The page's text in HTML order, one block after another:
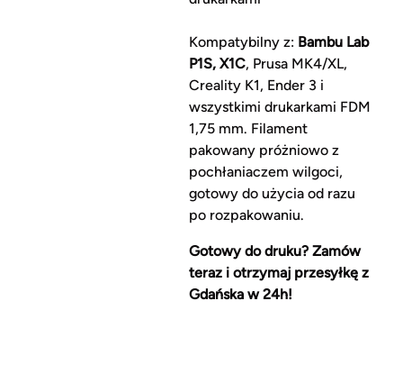
Kompatybilny z: Bambu Lab
P1S, X1C, Prusa MK4/XL,
Creality K1, Ender 3 i
wszystkimi drukarkami FDM
1,75 mm. Filament
pakowany próżniowo z
pochłaniaczem wilgoci,
gotowy do użycia od razu
po rozpakowaniu.
Gotowy do druku? Zamów
teraz i otrzymaj przesyłkę z
Gdańska w 24h!